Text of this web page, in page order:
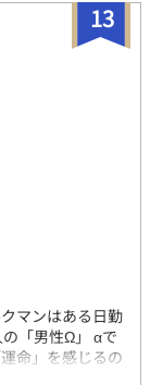
13
マンはある日勤
「男性Ω」 αで
命」を感じるの
とその関係を否